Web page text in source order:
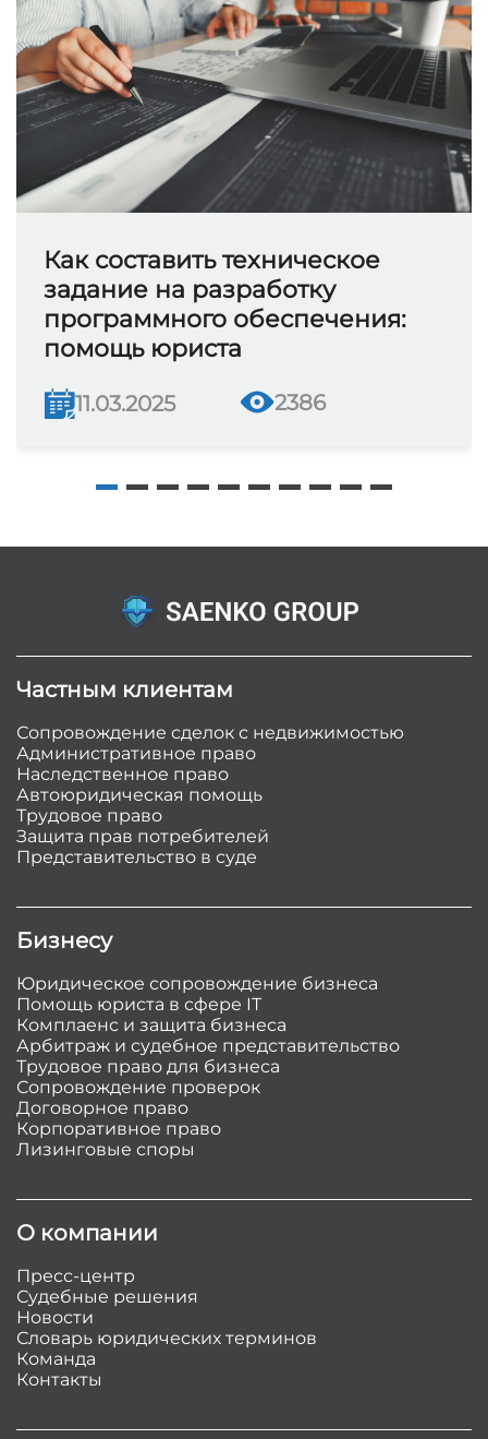
Как составить техническое
задание на разработку
программного обеспечения:
помощь юриста
11.03.2025 2386
Частным клиентам
Сопровождение сделок с недвижимостью
Административное право
Наследственное право
Автоюридическая помощь
Трудовое право
Защита прав потребителей
Представительство в суде
Бизнесу
Юридическое сопровождение бизнеса
Помощь юриста в сфере IT
Комплаенс и защита бизнеса
Арбитраж и судебное представительство
Трудовое право для бизнеса
Сопровождение проверок
Договорное право
Корпоративное право
Лизинговые споры
О компании
Пресс-центр
Судебные решения
Новости
Словарь юридических терминов
Команда
Контакты